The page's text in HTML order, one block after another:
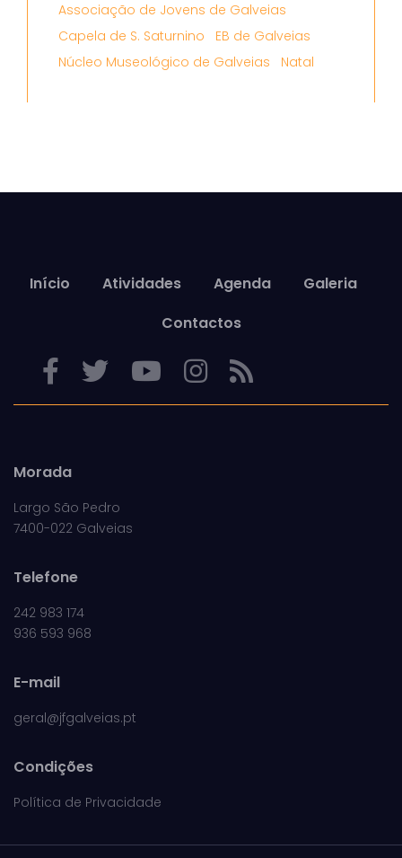
Associação de Jovens de Galveias
Capela de S. Saturnino
EB de Galveias
Núcleo Museológico de Galveias
Natal
Início Atividades Agenda
Galeria
Contactos
Morada
Largo São Pedro
7400-022 Galveias
Telefone
242 983 174
936 593 968
E-mail
geral@jfgalveias.pt
Condições
Política de Privacidade